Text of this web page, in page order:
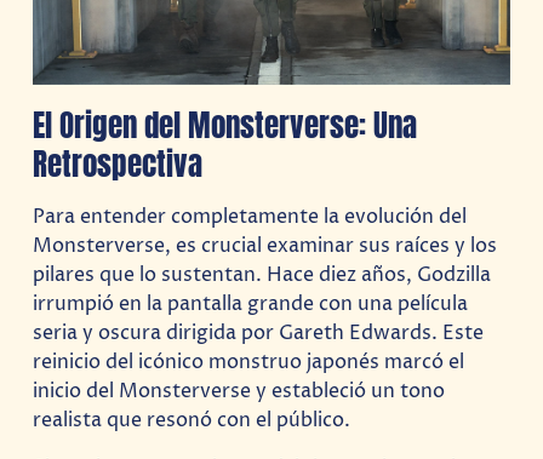
El Origen del Monsterverse: Una
Retrospectiva
Para entender completamente la evolución del
Monsterverse, es crucial examinar sus raíces y los
pilares que lo sustentan. Hace diez años, Godzilla
irrumpió en la pantalla grande con una película
seria y oscura dirigida por Gareth Edwards. Este
reinicio del icónico monstruo japonés marcó el
inicio del Monsterverse y estableció un tono
realista que resonó con el público.